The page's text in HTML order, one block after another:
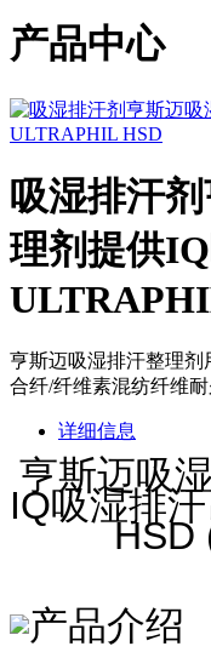
产品中心
吸湿排汗
理剂提供
亨斯迈吸湿排汗整理剂
合纤/纤维素混纺纤维
详细信息
亨斯迈吸
IQ吸湿排
HSD